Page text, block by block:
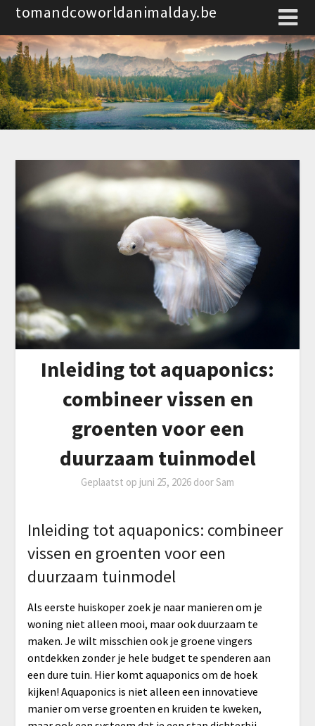
Spring
de
inhoud
tomandcoworldanimalday.be
Inleiding tot aquaponics:
combineer vissen en
groenten voor een
duurzaam tuinmodel
Geplaatst op juni 25, 2026 doorSam
Inleiding tot aquaponics: combineer
vissen en groenten voor een
duurzaam tuinmodel
Als eerste huiskoper zoek je naar manieren om je
woning niet alleen mooi, maar ook duurzaam te
maken. Je wilt misschien ook je groene vingers
ontdekken zonder je hele budget te spenderen aan
een dure tuin. Hier komt aquaponics om de hoek
kijken! Aquaponics is niet alleen een innovatieve
manier om verse groenten en kruiden te kweken,